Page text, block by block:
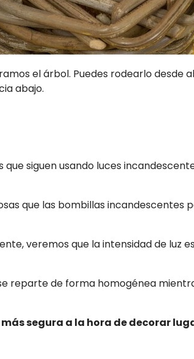
el árbol. Puedes rodearlo desde
abajo.
siguen usando luces
que las bombillas incandescentes
veremos que la intensidad de luz
reparte de forma homogénea
segura a la hora de decorar